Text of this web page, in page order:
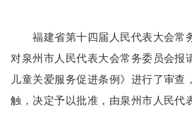
福建省第十四届人民代表大会常
对泉州市人民代表大会常务委员会报
儿童关爱服务促进条例》进行了审查
触，决定予以批准，由泉州市人民代